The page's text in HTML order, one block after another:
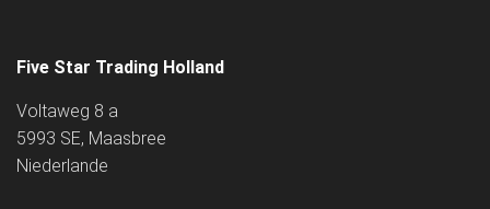
Five Star Trading Holland
Voltaweg 8 a
5993 SE, Maasbree
Niederlande